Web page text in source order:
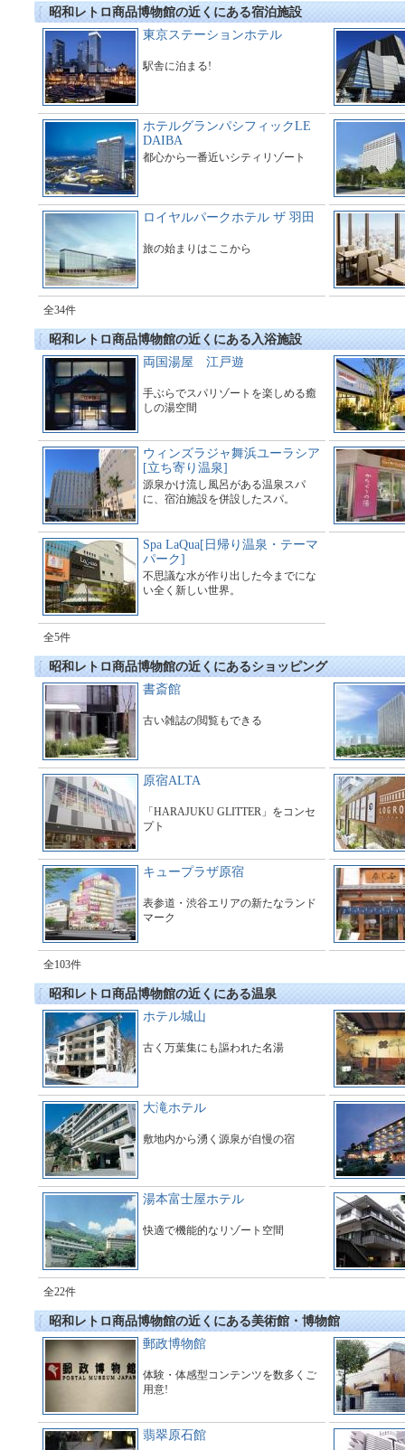
昭和レトロ商品博物館の近くにある宿泊施設
東京ステーションホテル
駅舎に泊まる!
ホテルグランパシフィックLE
DAIBA
都心から一番近いシティリゾート
ロイヤルパークホテル ザ 羽田
旅の始まりはここから
全34件
昭和レトロ商品博物館の近くにある入浴施設
両国湯屋 江戸遊
手ぶらでスパリゾートを楽しめる癒
しの湯空間
ウィンズラジャ舞浜ユーラシア
[立ち寄り温泉]
源泉かけ流し風呂がある温泉スパ
に、宿泊施設を併設したスパ。
Spa LaQua[日帰り温泉・テーマ
パーク]
不思議な水が作り出した今までにな
い全く新しい世界。
全5件
昭和レトロ商品博物館の近くにあるショッピング
書斎館
古い雑誌の閲覧もできる
原宿ALTA
「HARAJUKU GLITTER」をコンセ
プト
キュープラザ原宿
表参道・渋谷エリアの新たなランド
マーク
全103件
昭和レトロ商品博物館の近くにある温泉
ホテル城山
古く万葉集にも謳われた名湯
大滝ホテル
敷地内から湧く源泉が自慢の宿
湯本富士屋ホテル
快適で機能的なリゾート空間
全22件
昭和レトロ商品博物館の近くにある美術館・博物館
郵政博物館
体験・体感型コンテンツを数多くご
用意!
翡翠原石館